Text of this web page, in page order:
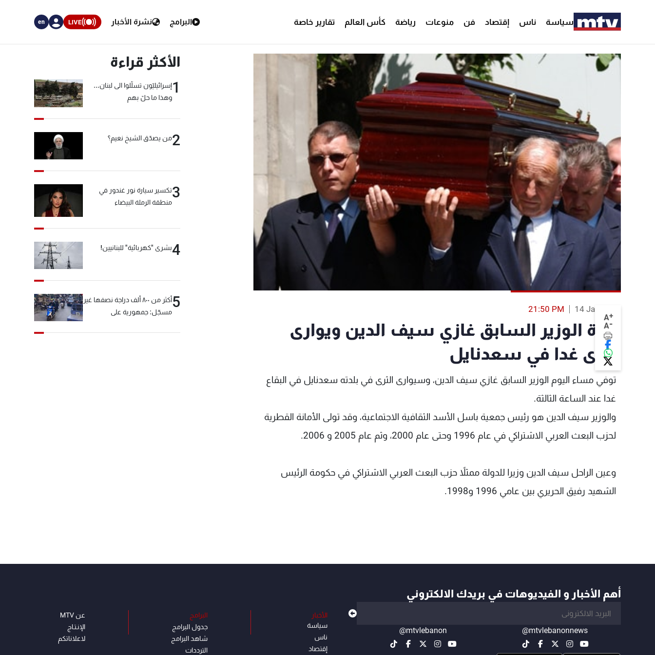
سياسة ناس إقتصاد فن منوعات رياضة كأس العالم تقارير خاصة البرامج نشرة الأخبار LIVE
en
A+
A-
14 Jan 2014
21:50 PM
وفاة الوزير السابق غازي سيف الدين ويوارى
الثرى غدا في سعدنايل
توفي مساء اليوم الوزير السابق غازي سيف الدين، وسيوارى الثرى في بلدته سعدنايل في البقاع
غدا عند الساعة الثالثة.
والوزير سيف الدين هو رئيس جمعية باسل الأسد الثقافية الاجتماعية، وقد تولى الأمانة القطرية
لحزب البعث العربي الاشتراكي في عام 1996 وحتى عام 2000، وثم عام 2005 و 2006.
وعين الراحل سيف الدين وزيرا للدولة ممثلاً حزب البعث العربي الاشتراكي في حكومة الرئيس
الشهيد رفيق الحريري بين عامي 1996 و1998.
الأكثر قراءة
1إسرائيليّون تسلّلوا الى لبنان...
وهذا ما حلّ بهم
2من يصدّق الشيخ نعيم؟
3تكسير سيارة نور غندور في
منطقة الرملة البيضاء
4بشرى "كهربائية" للبنانيين!
5
أكثر من ٨٠٠ ألف دراجة نصفها غير
مسجّل: جمهورية على
أهم الأخبار و الفيديوهات في بريدك الالكتروني
@mtvlebanonnews
@mtvlebanon
الأخبار
سياسة
ناس
إقتصاد
البرامج
جدول البرامج
شاهد البرامج
الترددات
عن MTV
الإنـتـاج
لاعلاناتكم